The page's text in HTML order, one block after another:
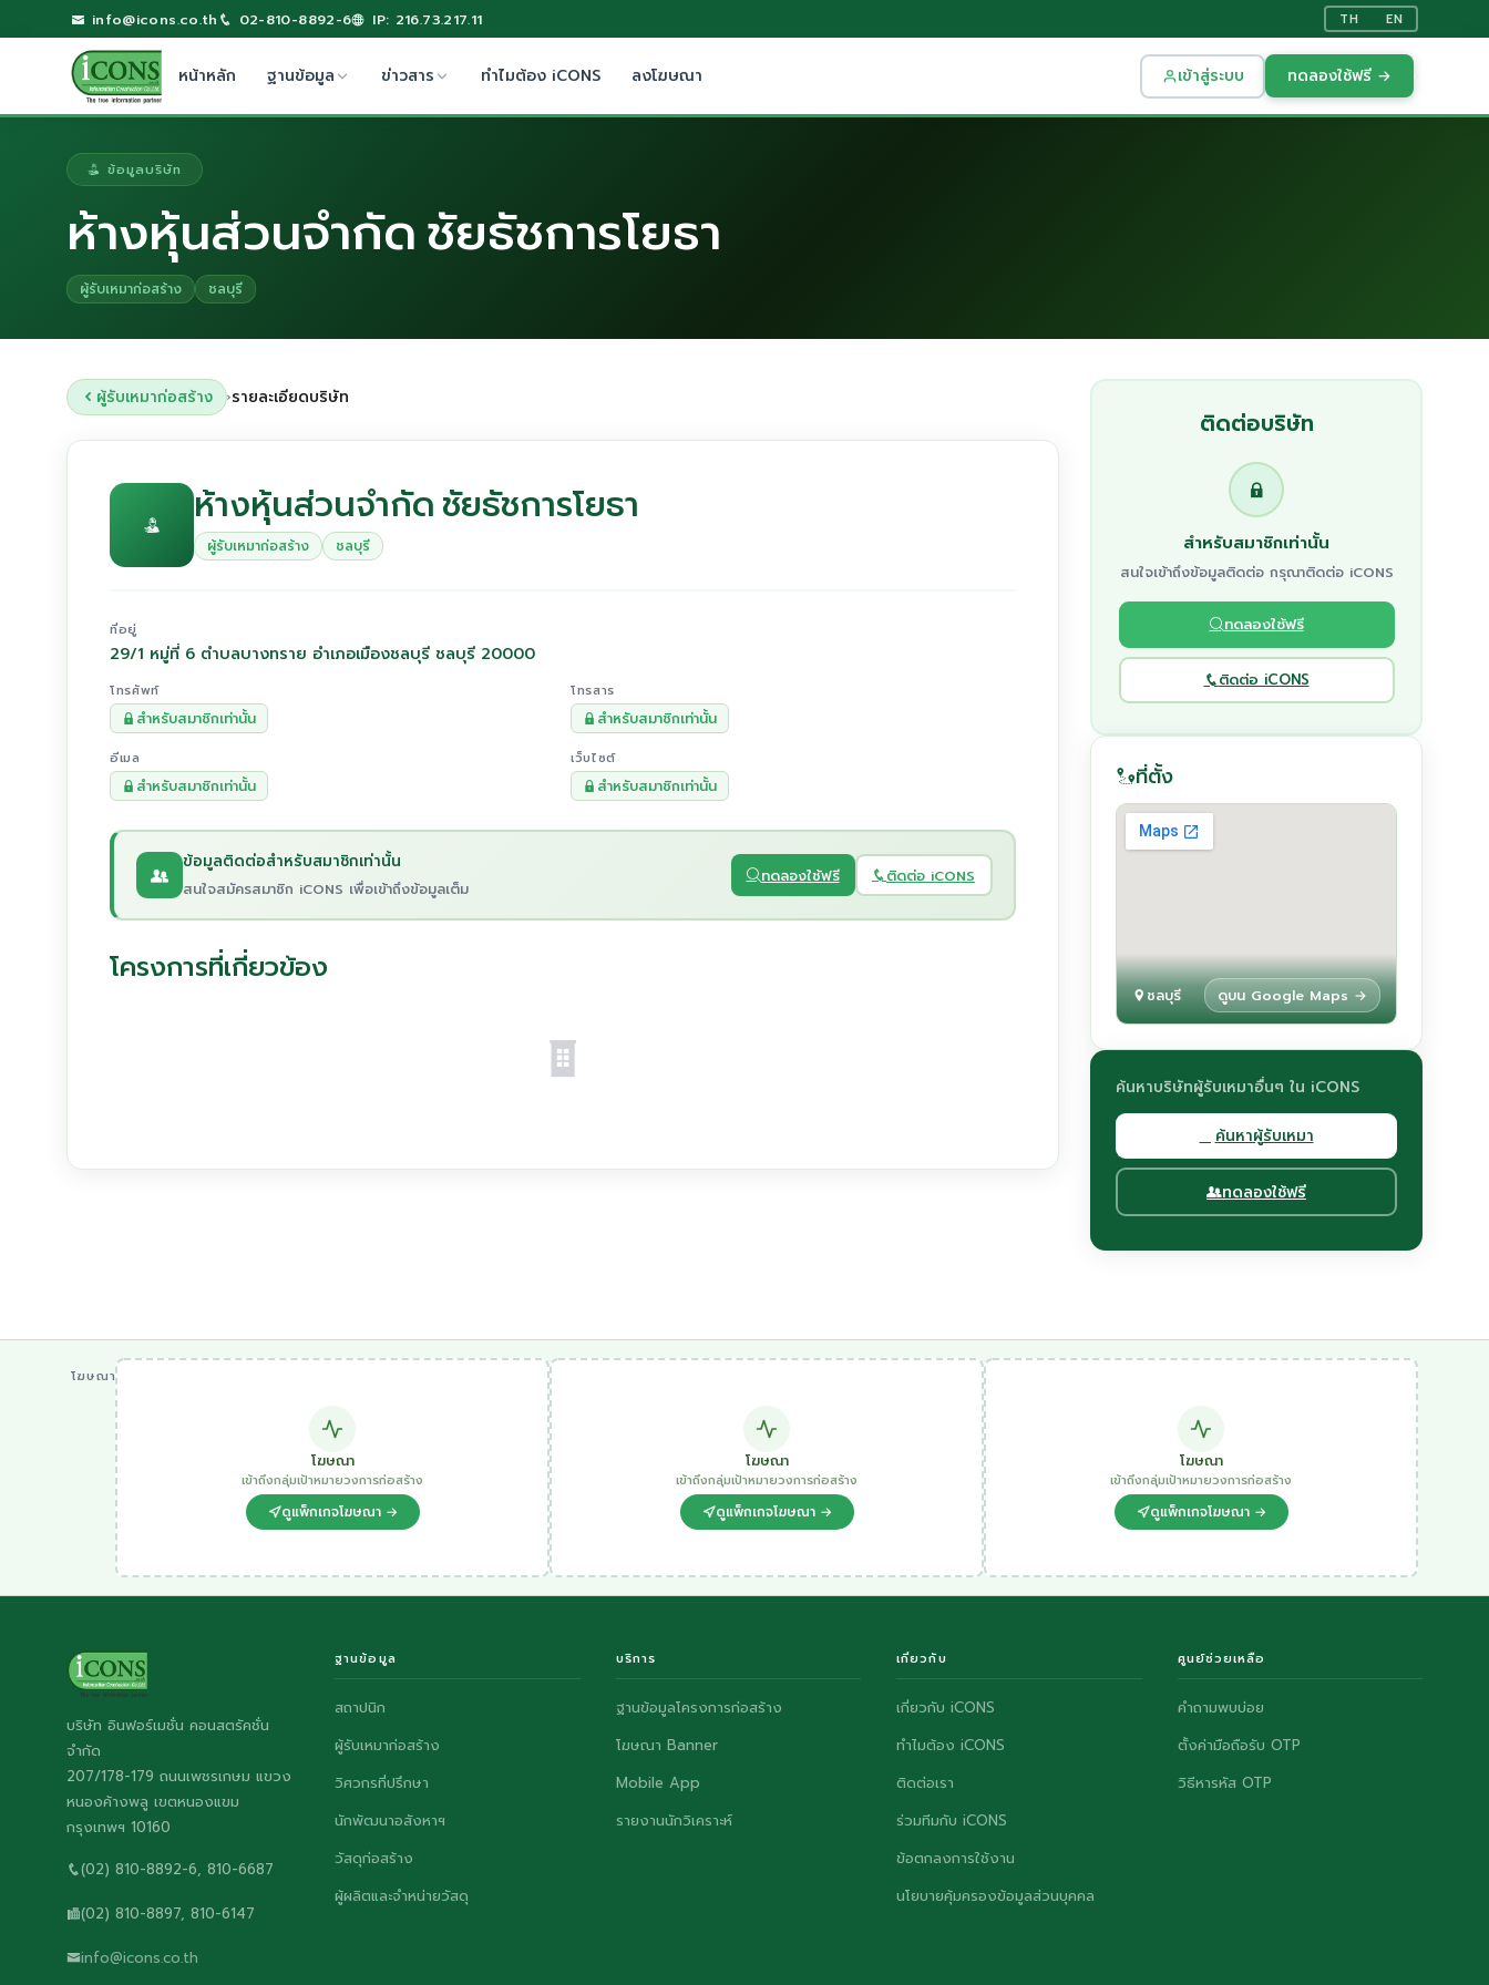
info@icons.co.th 02-810-8892-6 IP: 216.73.217.11 TH EN
หน้าหลัก ฐานข้อมูล ข่าวสาร ทำไมต้อง iCONS ลงโฆษณา เข้าสู่ระบบ ทดลองใช้ฟรี →
ข้อมูลบริษัท
ห้างหุ้นส่วนจำกัด ชัยธัชการโยธา
ผู้รับเหมาก่อสร้าง ชลบุรี
ผู้รับเหมาก่อสร้าง ›รายละเอียดบริษัท
ห้างหุ้นส่วนจำกัด ชัยธัชการโยธา
ผู้รับเหมาก่อสร้าง ชลบุรี
ที่อยู่
29/1 หมู่ที่ 6 ตำบลบางทราย อำเภอเมืองชลบุรี ชลบุรี 20000
โทรศัพท์
สำหรับสมาชิกเท่านั้น
โทรสาร
สำหรับสมาชิกเท่านั้น
อีเมล
สำหรับสมาชิกเท่านั้น
เว็บไซต์
สำหรับสมาชิกเท่านั้น
ข้อมูลติดต่อสำหรับสมาชิกเท่านั้น
สนใจสมัครสมาชิก iCONS เพื่อเข้าถึงข้อมูลเต็ม
ทดลองใช้ฟรี ติดต่อ iCONS
โครงการที่เกี่ยวข้อง
ติดต่อบริษัท
สำหรับสมาชิกเท่านั้น
สนใจเข้าถึงข้อมูลติดต่อ กรุณาติดต่อ iCONS
ทดลองใช้ฟรี
ติดต่อ iCONS
ที่ตั้ง
ชลบุรี ดูบน Google Maps →
ค้นหาบริษัทผู้รับเหมาอื่นๆ ใน iCONS
ค้นหาผู้รับเหมา
ทดลองใช้ฟรี
โฆษณา
โฆษณา
เข้าถึงกลุ่มเป้าหมายวงการก่อสร้าง
ดูแพ็กเกจโฆษณา →
โฆษณา
เข้าถึงกลุ่มเป้าหมายวงการก่อสร้าง
ดูแพ็กเกจโฆษณา →
โฆษณา
เข้าถึงกลุ่มเป้าหมายวงการก่อสร้าง
ดูแพ็กเกจโฆษณา →
บริษัท อินฟอร์เมชั่น คอนสตรัคชั่น
จำกัด
207/178-179 ถนนเพชรเกษม แขวง
หนองค้างพลู เขตหนองแขม
กรุงเทพฯ 10160
(02) 810-8892-6, 810-6687
(02) 810-8897, 810-6147
info@icons.co.th
ฐานข้อมูล
สถาปนิก
ผู้รับเหมาก่อสร้าง
วิศวกรที่ปรึกษา
นักพัฒนาอสังหาฯ
วัสดุก่อสร้าง
ผู้ผลิตและจำหน่ายวัสดุ
บริการ
ฐานข้อมูลโครงการก่อสร้าง
โฆษณา Banner
Mobile App
รายงานนักวิเคราะห์
เกี่ยวกับ
เกี่ยวกับ iCONS
ทำไมต้อง iCONS
ติดต่อเรา
ร่วมทีมกับ iCONS
ข้อตกลงการใช้งาน
นโยบายคุ้มครองข้อมูลส่วนบุคคล
ศูนย์ช่วยเหลือ
คำถามพบบ่อย
ตั้งค่ามือถือรับ OTP
วิธีหารหัส OTP